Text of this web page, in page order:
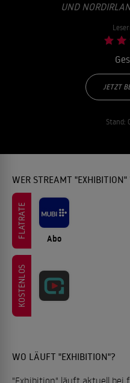
ND
JETZT
Stand:
WER STREAMT "EXHIBITION"
FLATRATE Abo
KOSTENLOS
WO LÄUFT "EXHIBITION"?